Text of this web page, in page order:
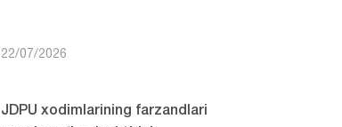
22/07/2026
JDPU xodimlarining farzandlari